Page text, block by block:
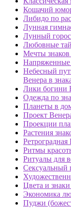
Кошачий
Либидо по
Лунная
Лунный
Любовные
Мечты знаков
Напряженные
Небесный
Венера в
Лики богини
Одежда по
Планеты в
Проект
Проекции
Растения
Ретроградная
Ритмы
Ритуалы для
Сексуальный
Цвета и
Экономика
Пуджи